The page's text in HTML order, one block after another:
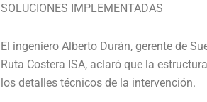
SOLUCIONES IMPLEMENTADAS
El ingeniero Alberto Durán, gerente de
Ruta Costera ISA, aclaró que la
los detalles técnicos de la intervención.